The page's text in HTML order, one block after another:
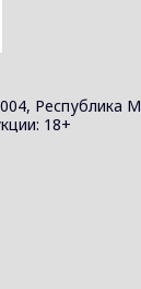
Республика
18+